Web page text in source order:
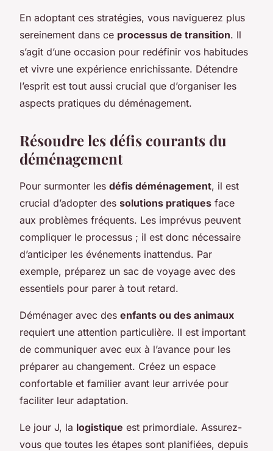
En adoptant ces stratégies, vous naviguerez plus
sereinement dans ce processus de transition. Il
s’agit d’une occasion pour redéfinir vos habitudes
et vivre une expérience enrichissante. Détendre
l’esprit est tout aussi crucial que d’organiser les
aspects pratiques du déménagement.
Résoudre les défis courants du
déménagement
Pour surmonter les défis déménagement, il est
crucial d’adopter des solutions pratiques face
aux problèmes fréquents. Les imprévus peuvent
compliquer le processus ; il est donc nécessaire
d’anticiper les événements inattendus. Par
exemple, préparez un sac de voyage avec des
essentiels pour parer à tout retard.
Déménager avec des enfants ou des animaux
requiert une attention particulière. Il est important
de communiquer avec eux à l’avance pour les
préparer au changement. Créez un espace
confortable et familier avant leur arrivée pour
faciliter leur adaptation.
Le jour J, la logistique est primordiale. Assurez-
vous que toutes les étapes sont planifiées, depuis